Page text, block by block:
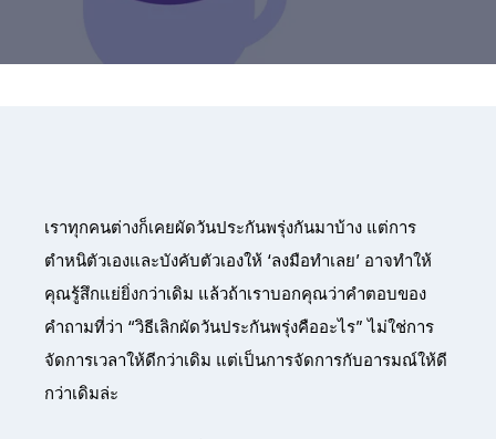
เราทุกคนต่างก็เคยผัดวันประกันพรุ่งกันมาบ้าง แต่การ
ตำหนิตัวเองและบังคับตัวเองให้ ‘ลงมือทำเลย’ อาจทำให้
คุณรู้สึกแย่ยิ่งกว่าเดิม แล้วถ้าเราบอกคุณว่าคำตอบของ
คำถามที่ว่า “วิธีเลิกผัดวันประกันพรุ่งคืออะไร” ไม่ใช่การ
จัดการเวลาให้ดีกว่าเดิม แต่เป็นการจัดการกับอารมณ์ให้ดี
กว่าเดิมล่ะ